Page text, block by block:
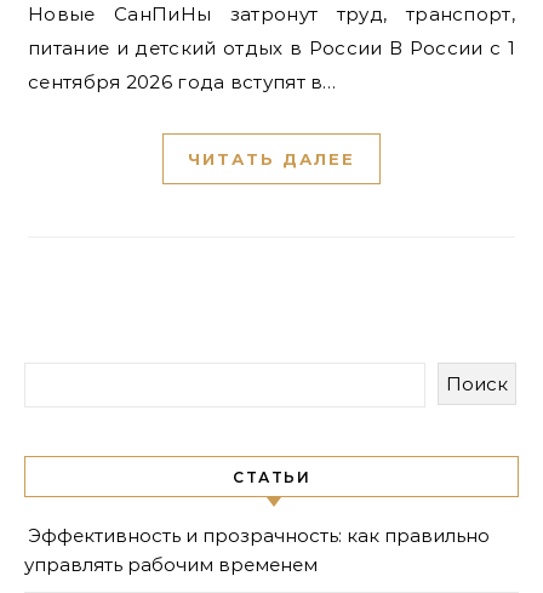
Новые СанПиНы затронут труд, транспорт,
питание и детский отдых в России В России с 1
сентября 2026 года вступят в…
ЧИТАТЬ ДАЛЕЕ
Поиск
СТАТЬИ
Эффективность и прозрачность: как правильно
управлять рабочим временем